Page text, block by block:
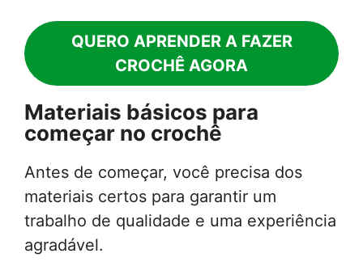
QUERO APRENDER A FAZER
CROCHÊ AGORA
Materiais básicos para
começar no crochê
Antes de começar, você precisa dos
materiais certos para garantir um
trabalho de qualidade e uma experiência
agradável.